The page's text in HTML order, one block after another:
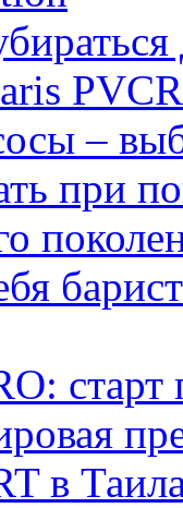
–
при
в